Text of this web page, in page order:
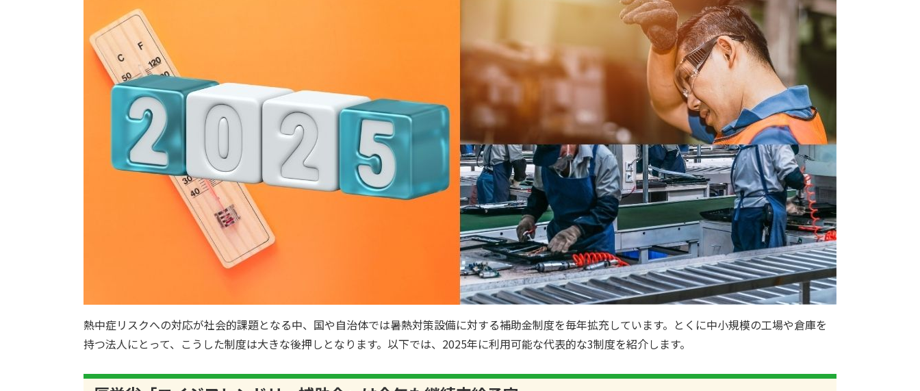
熱中症リスクへの対応が社会的課題となる中、国や自治体では暑熱対策設備に対する補助金制度を毎年拡充しています。とくに中小規模の工場や倉庫を
持つ法人にとって、こうした制度は大きな後押しとなります。以下では、2025年に利用可能な代表的な3制度を紹介します。